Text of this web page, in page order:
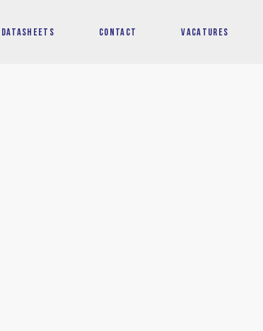
DATASHEETS CONTACT VACATURES